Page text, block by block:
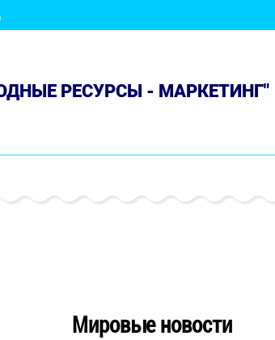
РЕСУРСЫ - МАРКЕТИНГ"
Мировые новости